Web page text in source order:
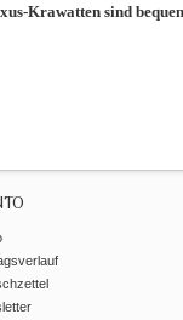
Krawatten sind